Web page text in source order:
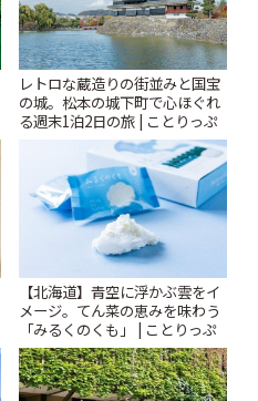
レトロな蔵造りの街並みと国宝
の城。松本の城下町で心ほぐれ
る週末1泊2日の旅 | ことりっぷ
【北海道】青空に浮かぶ雲をイ
メージ。てん菜の恵みを味わう
「みるくのくも」 | ことりっぷ